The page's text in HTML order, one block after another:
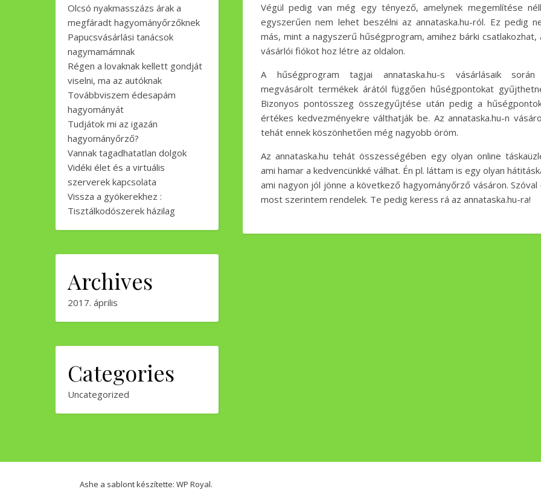
Olcsó nyakmasszázs árak a
megfáradt hagyományőrzőknek
Papucsvásárlási tanácsok
nagymamámnak
Régen a lovaknak kellett gondját
viselni, ma az autóknak
Továbbviszem édesapám
hagyományát
Tudjátok mi az igazán
hagyományőrző?
Vannak tagadhatatlan dolgok
Vidéki élet és a virtuális
szerverek kapcsolata
Vissza a gyökerekhez :
Tisztálkodószerek házilag
Archives
2017. április
Categories
Uncategorized
Végül pedig van még egy tényező, amelynek megemlítése
egyszerűen nem lehet beszélni az annataska.hu-ról. Ez pedig
más, mint a nagyszerű hűségprogram, amihez bárki csatlakozhat,
vásárlói fiókot hoz létre az oldalon.
A hűségprogram tagjai annataska.hu-s vásárlásaik
megvásárolt termékek árától függően hűségpontokat
Bizonyos pontösszeg összegyűjtése után pedig a
értékes kedvezményekre válthatják be. Az annataska.hu-n
tehát ennek köszönhetően még nagyobb öröm.
Az annataska.hu tehát összességében egy olyan online
ami hamar a kedvencünkké válhat. Én pl. láttam is egy olyan
ami nagyon jól jönne a következő hagyományőrző vásáron. Szóval
most szerintem rendelek. Te pedig keress rá az annataska.hu-ra!
Ashe a sablont készítette: WP Royal.